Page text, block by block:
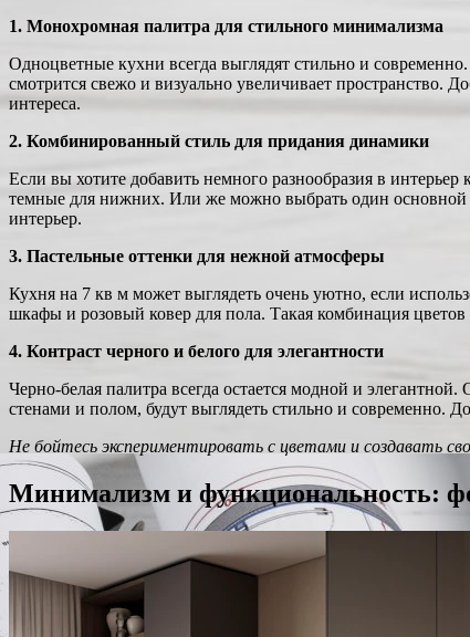
1. Монохромная палитра для стильного минимализма
Одноцветные кухни всегда выглядят стильно и
смотрится свежо и визуально увеличивает пространство.
интереса.
2. Комбинированный стиль для придания динамики
Если вы хотите добавить немного разнообразия в
темные для нижних. Или же можно выбрать один основной
интерьер.
3. Пастельные оттенки для нежной атмосферы
Кухня на 7 кв м может выглядеть очень уютно, если
шкафы и розовый ковер для пола. Такая комбинация цветов
4. Контраст черного и белого для элегантности
Черно-белая палитра всегда остается модной и
стенами и полом, будут выглядеть стильно и современно.
Не бойтесь экспериментировать с цветами и создавать
Минимализм и функциональность: